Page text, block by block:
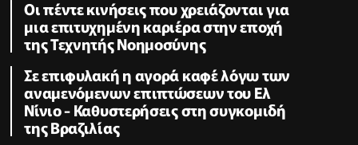
Οι πέντε κινήσεις που χρειάζονται για
μια επιτυχημένη καριέρα στην εποχή
της Τεχνητής Νοημοσύνης
Σε επιφυλακή η αγορά καφέ λόγω των
αναμενόμενων επιπτώσεων του Ελ
Νίνιο - Καθυστερήσεις στη συγκομιδή
της Βραζιλίας